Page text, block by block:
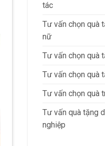
tác
Tư vấn chọn quà
nữ
Tư vấn chọn quà
Tư vấn chọn quà
Tư vấn chọn quà
Tư vấn quà tặng
nghiệp